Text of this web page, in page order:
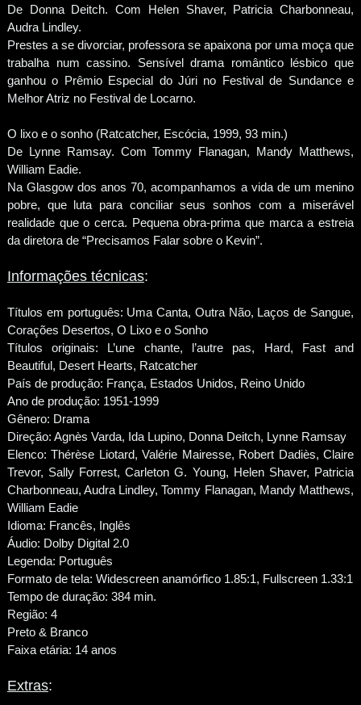
De Donna Deitch. Com Helen Shaver, Patricia Charbonneau,
Audra Lindley.
Prestes a se divorciar, professora se apaixona por uma moça que
trabalha num cassino. Sensível drama romântico lésbico que
ganhou o Prêmio Especial do Júri no Festival de Sundance e
Melhor Atriz no Festival de Locarno.
O lixo e o sonho (Ratcatcher, Escócia, 1999, 93 min.)
De Lynne Ramsay. Com Tommy Flanagan, Mandy Matthews,
William Eadie.
Na Glasgow dos anos 70, acompanhamos a vida de um menino
pobre, que luta para conciliar seus sonhos com a miserável
realidade que o cerca. Pequena obra-prima que marca a estreia
da diretora de “Precisamos Falar sobre o Kevin”.
Informações técnicas:
Títulos em português: Uma Canta, Outra Não, Laços de Sangue,
Corações Desertos, O Lixo e o Sonho
Títulos originais: L’une chante, l’autre pas, Hard, Fast and
Beautiful, Desert Hearts, Ratcatcher
País de produção: França, Estados Unidos, Reino Unido
Ano de produção: 1951-1999
Gênero: Drama
Direção: Agnès Varda, Ida Lupino, Donna Deitch, Lynne Ramsay
Elenco: Thérèse Liotard, Valérie Mairesse, Robert Dadiès, Claire
Trevor, Sally Forrest, Carleton G. Young, Helen Shaver, Patricia
Charbonneau, Audra Lindley, Tommy Flanagan, Mandy Matthews,
William Eadie
Idioma: Francês, Inglês
Áudio: Dolby Digital 2.0
Legenda: Português
Formato de tela: Widescreen anamórfico 1.85:1, Fullscreen 1.33:1
Tempo de duração: 384 min.
Região: 4
Preto & Branco
Faixa etária: 14 anos
Extras: